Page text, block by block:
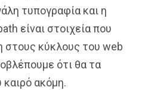
τυπογραφία και η
είναι στοιχεία που
στους κύκλους του web
ότι θα τα
καιρό ακόμη.